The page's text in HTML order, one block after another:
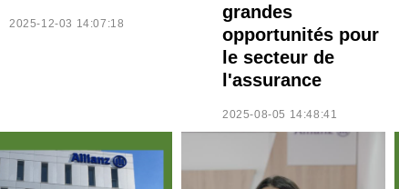
2025-12-03 14:07:18
grandes
opportunités pour
le secteur de
l'assurance
2025-08-05 14:48:41